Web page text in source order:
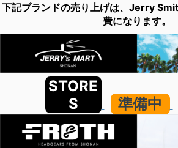
下記ブランドの売り上げは、Jerry
費になります。
STORE
S
準備中